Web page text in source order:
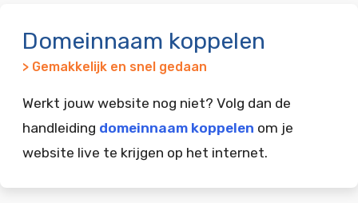
Domeinnaam koppelen
> Gemakkelijk en snel gedaan
Werkt jouw website nog niet? Volg dan de
handleiding domeinnaam koppelen om je
website live te krijgen op het internet.